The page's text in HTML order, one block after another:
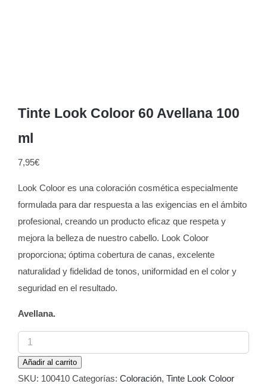
Tinte Look Coloor 60 Avellana 100
ml
7,95€
Look Coloor es una coloración cosmética especialmente
formulada para dar respuesta a las exigencias en el ámbito
profesional, creando un producto eficaz que respeta y
mejora la belleza de nuestro cabello. Look Coloor
proporciona; óptima cobertura de canas, excelente
naturalidad y fidelidad de tonos, uniformidad en el color y
seguridad en el resultado.
Avellana.
Tinte
Look
Coloor
Añadir al carrito
SKU: 100410 Categorías: Coloración, Tinte Look Coloor